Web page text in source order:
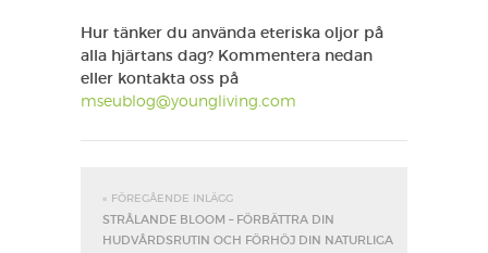
Hur tänker du använda eteriska oljor på
alla hjärtans dag? Kommentera nedan
eller kontakta oss på
mseublog@youngliving.com
« FÖREGÅENDE INLÄGG
STRÅLANDE BLOOM – FÖRBÄTTRA DIN
HUDVÅRDSRUTIN OCH FÖRHÖJ DIN NATURLIGA